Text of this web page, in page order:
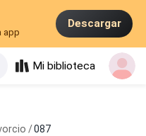
app
Descargar
Mi biblioteca
/087